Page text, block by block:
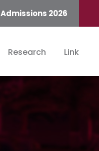
Admissions 2026
Research Link